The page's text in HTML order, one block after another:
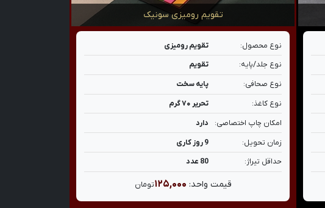
تقویم رومیزی سونیک
نوع محصول:
تقویم رومیزی
نوع جلد/پایه:
تقویم
نوع صحافی:
پایه سخت
نوع کاغذ:
تحریر ۷۰ گرم
امکان چاپ اختصاصی:
دارد
زمان تحویل:
9 روز کاری
حداقل تیراژ:
80 عدد
قیمت واحد: ۱۲۵,۰۰۰تومان